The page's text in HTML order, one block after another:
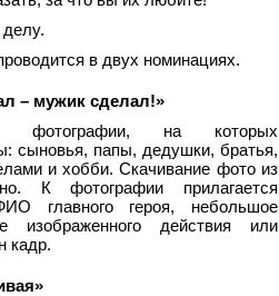
в двух номинациях.
– мужик сделал!»
фотографии, на которых
сыновья, папы, дедушки, братья,
и хобби. Скачивание фото из
К фотографии прилагается
главного героя, небольшое
изображенного действия или
кадр.